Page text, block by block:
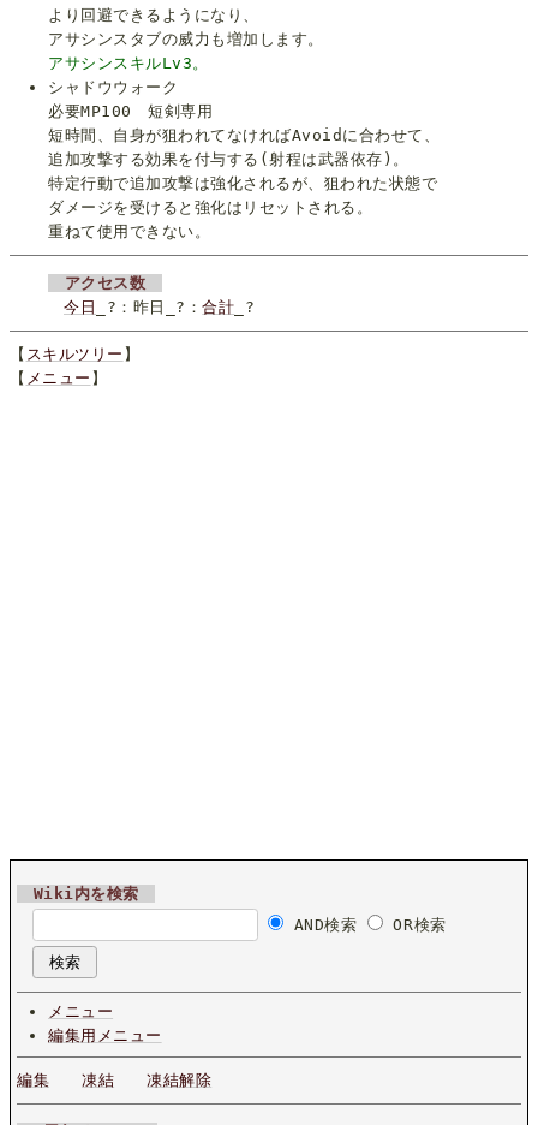
より回避できるようになり、
アサシンスタブの威力も増加します。
アサシンスキルLv3。
シャドウウォーク
必要MP100 短剣専用
短時間、自身が狙われてなければAvoidに合わせて、
追加攻撃する効果を付与する(射程は武器依存)。
特定行動で追加攻撃は強化されるが、狙われた状態で
ダメージを受けると強化はリセットされる。
重ねて使用できない。
アクセス数
今日
? ：昨日_ ? ：合計 ?
【 スキルツリー 】
【 メニュー 】
Wiki内を検索
AND検索
OR検索
メニュー
編集用メニュー
編集 凍結 凍結解除